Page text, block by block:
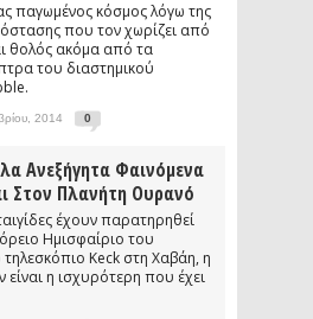
παγωμένος κόσμος λόγω της
που τον χωρίζει από
θολός ακόμα από τα
του διαστημικού
2014 0
Ανεξήγητα Φαινόμενα
Στον Πλανήτη Ουρανό
έχουν παρατηρηθεί
Ημισφαίριο του
Keck στη Χαβάη, η
είναι η ισχυρότερη που έχει